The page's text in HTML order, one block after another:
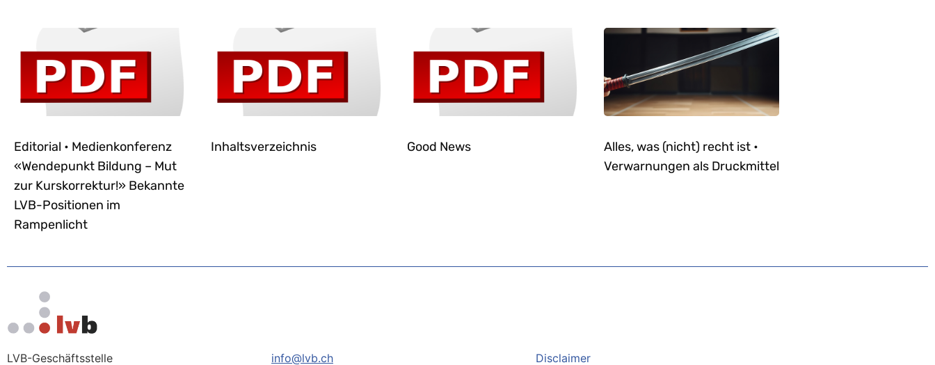
Editorial • Medienkonferenz
«Wendepunkt Bildung – Mut
zur Kurskorrektur!» Bekannte
LVB-Positionen im
Rampenlicht
Inhaltsverzeichnis Good News
Alles, was (nicht) recht ist •
Verwarnungen als Druckmittel
LVB-Geschäftsstelle info@lvb.ch Disclaimer